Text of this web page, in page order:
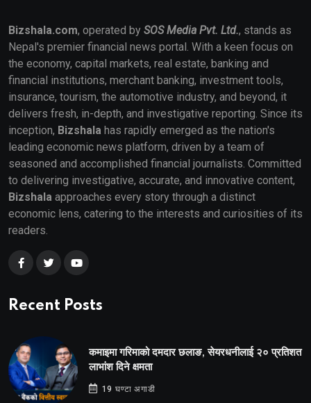
Bizshala.com, operated by SOS Media Pvt. Ltd., stands as
Nepal's premier financial news portal. With a keen focus on
the economy, capital markets, real estate, banking and
financial institutions, merchant banking, investment tools,
insurance, tourism, the automotive industry, and beyond, it
delivers fresh, in-depth, and investigative reporting. Since its
inception, Bizshala has rapidly emerged as the nation's
leading economic news platform, driven by a team of
seasoned and accomplished financial journalists. Committed
to delivering investigative, accurate, and innovative content,
Bizshala approaches every story through a distinct
economic lens, catering to the interests and curiosities of its
readers.
Recent Posts
कमाइमा गरिमाको दमदार छलाङ, सेयरधनीलाई २० प्रतिशत
लाभांश दिने क्षमता
19 घण्टा अगाडी